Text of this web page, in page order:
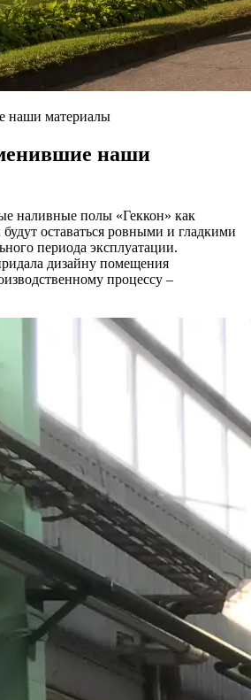
наши материалы
наши
наливные полы «Геккон» как
оставаться ровными и гладкими
периода эксплуатации.
дизайну помещения
процессу –